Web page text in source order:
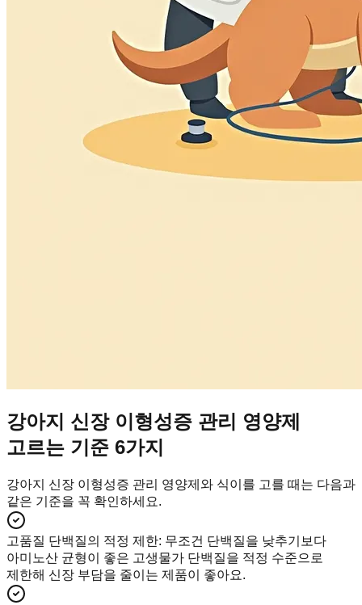
강아지 신장 이형성증 관리 영양제
고르는 기준 6가지
강아지 신장 이형성증 관리 영양제와 식이를 고를 때는 다음과
같은 기준을 꼭 확인하세요.
고품질 단백질의 적정 제한: 무조건 단백질을 낮추기보다
아미노산 균형이 좋은 고생물가 단백질을 적정 수준으로
제한해 신장 부담을 줄이는 제품이 좋아요.